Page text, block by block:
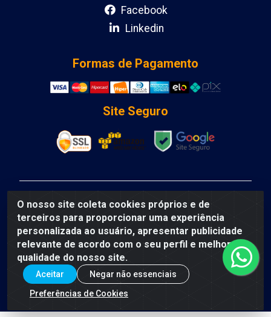
O nosso site coleta cookies próprios e de
terceiros para proporcionar uma experiência
personalizada ao usuário, apresentar publicidade
relevante de acordo com o seu perfil e melhorar a
qualidade do nosso site.
Aceitar
Negar não essenciais
Preferências de Cookies
Facebook
Linkedin
Formas de Pagamento
Site Seguro
DCA DISTRIBUIDORA DE COSMETICOS LTDA - AV
DEPUTADO LUIS EDUARDO MAGALHAES, Humildes,
Feira de Santana/BA - CEP 44135-000 - CNPJ:
31.912.909/0001-40